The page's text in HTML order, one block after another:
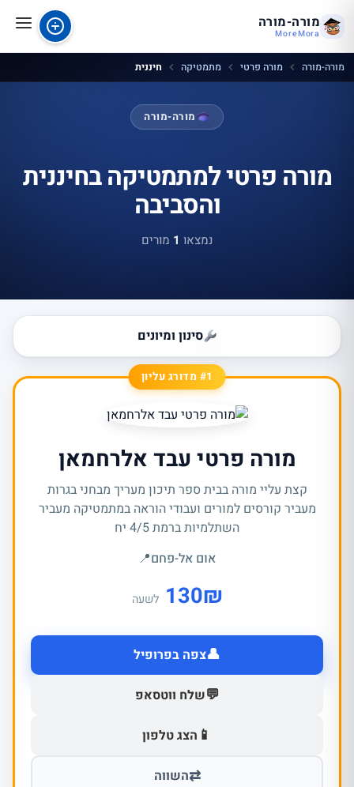
מורה-מורה
MoreMora
מורה-מורה מורה פרטי מתמטיקה חיננית
מורה-מורה
מורה פרטי למתמטיקה בחיננית
והסביבה
נמצאו 1 מורים
סינון ומיונים
#1 מדורג עליון
מורה פרטי עבד אלרחמאן
קצת עליי מורה בבית ספר תיכון מעריך מבחני בגרות
מעביר קורסים למורים ועבודי הוראה במתמטיקה מעביר
השתלמיות ברמת 4/5 יח
אום אל-פחם📍
₪
130 לשעה
👤צפה בפרופיל
💬שלח ווטסאפ
📱 הצג טלפון
⇄השווה